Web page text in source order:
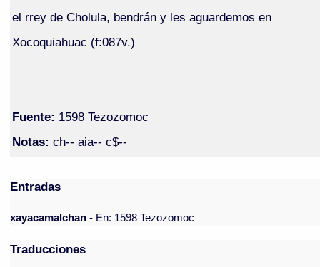
el rrey de Cholula, bendrán y les aguardemos en
Xocoquiahuac (f:087v.)
Fuente: 1598 Tezozomoc
Notas: ch-- aia-- c$--
Entradas
xayacamalchan- En: 1598 Tezozomoc
Traducciones